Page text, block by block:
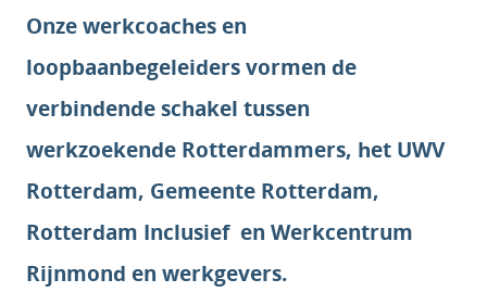
Onze werkcoaches en
loopbaanbegeleiders vormen de
verbindende schakel tussen
werkzoekende Rotterdammers, het UWV
Rotterdam, Gemeente Rotterdam,
Rotterdam Inclusief en Werkcentrum
Rijnmond en werkgevers.